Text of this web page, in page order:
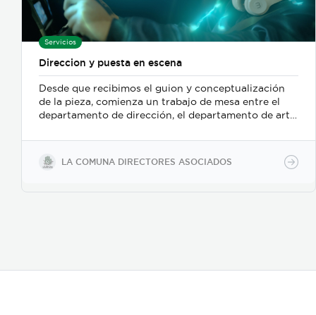
Servicios
Direccion y puesta en escena
Desde que recibimos el guion y conceptualización
de la pieza, comienza un trabajo de mesa entre el
departamento de dirección, el departamento de arte,
buscamos reforzar la historia, nos centramos
fuertemente en la selección de casting, en el tono
para los actores con instrucciones claras, paletas de
LA COMUNA DIRECTORES ASOCIADOS